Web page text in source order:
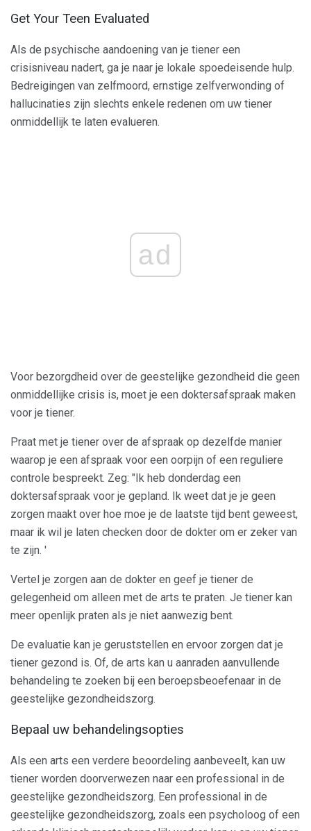
Get Your Teen Evaluated
Als de psychische aandoening van je tiener een
crisisniveau nadert, ga je naar je lokale spoedeisende hulp.
Bedreigingen van zelfmoord, ernstige zelfverwonding of
hallucinaties zijn slechts enkele redenen om uw tiener
onmiddellijk te laten evalueren.
ad
Voor bezorgdheid over de geestelijke gezondheid die geen
onmiddellijke crisis is, moet je een doktersafspraak maken
voor je tiener.
Praat met je tiener over de afspraak op dezelfde manier
waarop je een afspraak voor een oorpijn of een reguliere
controle bespreekt. Zeg: "Ik heb donderdag een
doktersafspraak voor je gepland. Ik weet dat je je geen
zorgen maakt over hoe moe je de laatste tijd bent geweest,
maar ik wil je laten checken door de dokter om er zeker van
te zijn. '
Vertel je zorgen aan de dokter en geef je tiener de
gelegenheid om alleen met de arts te praten. Je tiener kan
meer openlijk praten als je niet aanwezig bent.
De evaluatie kan je geruststellen en ervoor zorgen dat je
tiener gezond is. Of, de arts kan u aanraden aanvullende
behandeling te zoeken bij een beroepsbeoefenaar in de
geestelijke gezondheidszorg.
Bepaal uw behandelingsopties
Als een arts een verdere beoordeling aanbeveelt, kan uw
tiener worden doorverwezen naar een professional in de
geestelijke gezondheidszorg. Een professional in de
geestelijke gezondheidszorg, zoals een psycholoog of een